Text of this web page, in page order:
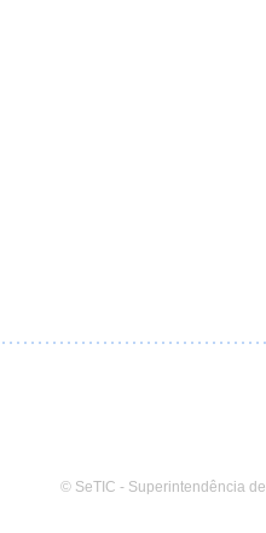
© SeTIC - Superintendência